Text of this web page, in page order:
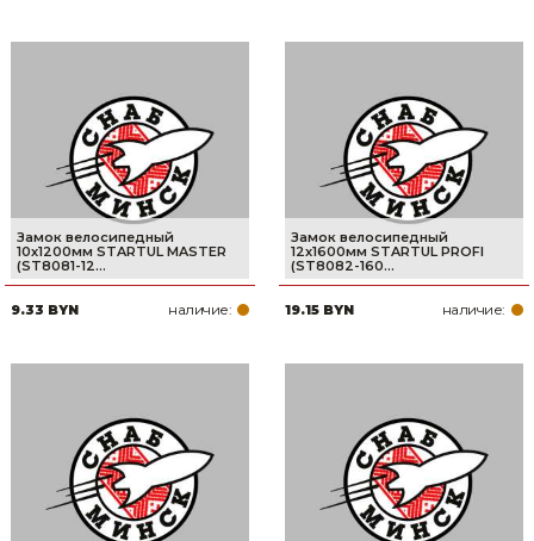
Замок велосипедный
10х1200мм STARTUL MASTER
(ST8081-12...
9.33 BYN наличие:
Замок велосипедный
12х1600мм STARTUL PROFI
(ST8082-160...
19.15 BYN наличие: